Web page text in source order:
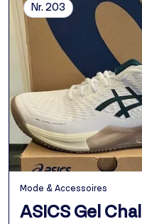
Nr. 203
Mode & Accessoires
ASICS Gel